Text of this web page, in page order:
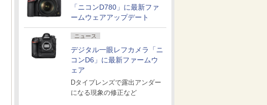
「ニコンD780」に最新ファ
ームウェアアップデート
ニュース
デジタル一眼レフカメラ「ニ
コンD6」に最新ファームウ
ェア
Dタイプレンズで露出アンダー
になる現象の修正など